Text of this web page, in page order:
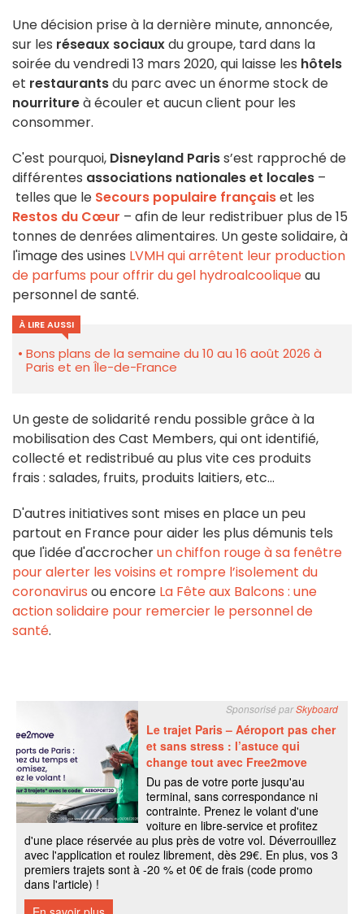
Une décision prise à la dernière minute, annoncée,
sur les réseaux sociauxdu groupe, tard dans la
soirée du vendredi 13 mars 2020, qui laisse les hôtels
et restaurantsdu parc avec un énorme stock de
nourritureà écouler et aucun client pour les
consommer.
C'est pourquoi, Disneyland Pariss’est rapproché de
différentes associations nationales et locales –
telles que le Secours populaire françaiset les
Restos du Cœur – afin de leur redistribuer plus de 15
tonnes de denrées alimentaires. Un geste solidaire, à
l'image des usines LVMH qui arrêtent leur production
de parfums pour offrir du gel hydroalcooliqueau
personnel de santé.
À LIRE AUSSI
Bons plans de la semaine du 10 au 16 août 2026 à
Paris et en Île-de-France
Un geste de solidarité rendu possible grâce à la
mobilisation des Cast Members, qui ont identifié,
collecté et redistribué au plus vite ces produits
frais : salades, fruits, produits laitiers, etc…
D'autres initiatives sont mises en place un peu
partout en France pour aider les plus démunis tels
que l'idée d'accrocherun chiffon rouge à sa fenêtre
pour alerter les voisins et rompre l’isolement du
coronavirus ou encore La Fête aux Balcons : une
action solidaire pour remercier le personnel de
santé.